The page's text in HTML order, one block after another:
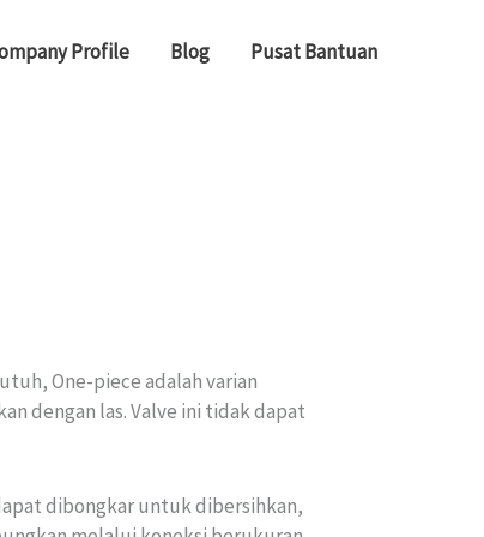
Profile Blog Pusat Bantuan
One-piece adalah varian
dengan las. Valve ini tidak dapat
dibongkar untuk dibersihkan,